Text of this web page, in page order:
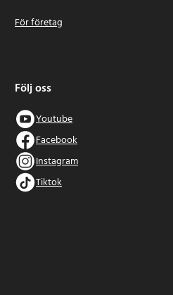
För företag
Följ oss
Youtube
Facebook
Instagram
Tiktok